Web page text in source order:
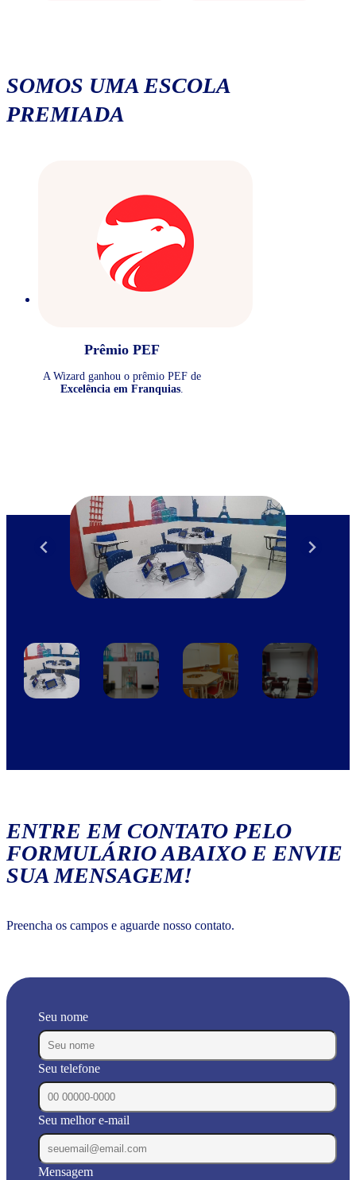
SOMOS UMA ESCOLA
PREMIADA
Prêmio PEF
A Wizard ganhou o prêmio PEF de
Excelência em Franquias.
ENTRE EM CONTATO PELO
FORMULÁRIO ABAIXO E ENVIE
SUA MENSAGEM!
Preencha os campos e aguarde nosso contato.
Seu nome
Seu telefone
Seu melhor e-mail
Mensagem